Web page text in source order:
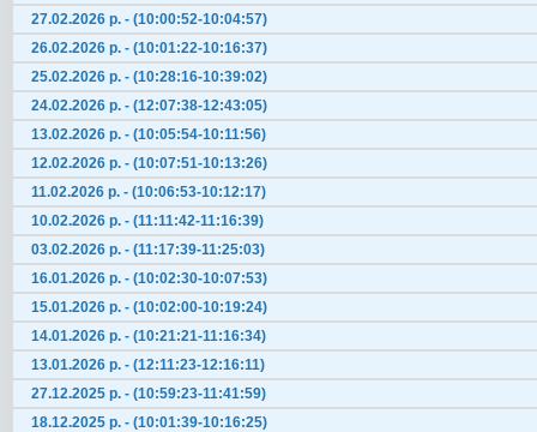
27.02.2026 р. - (10:00:52-10:04:57)
26.02.2026 р. - (10:01:22-10:16:37)
25.02.2026 р. - (10:28:16-10:39:02)
24.02.2026 р. - (12:07:38-12:43:05)
13.02.2026 р. - (10:05:54-10:11:56)
12.02.2026 р. - (10:07:51-10:13:26)
11.02.2026 р. - (10:06:53-10:12:17)
10.02.2026 р. - (11:11:42-11:16:39)
03.02.2026 р. - (11:17:39-11:25:03)
16.01.2026 р. - (10:02:30-10:07:53)
15.01.2026 р. - (10:02:00-10:19:24)
14.01.2026 р. - (10:21:21-11:16:34)
13.01.2026 р. - (12:11:23-12:16:11)
27.12.2025 р. - (10:59:23-11:41:59)
18.12.2025 р. - (10:01:39-10:16:25)